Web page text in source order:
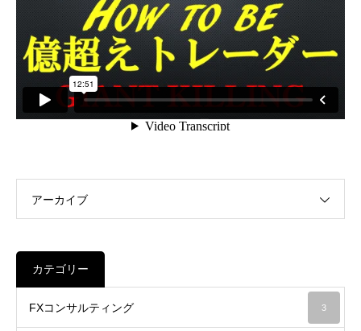
アーカイブ
カテゴリー
FXコンサルティング 3